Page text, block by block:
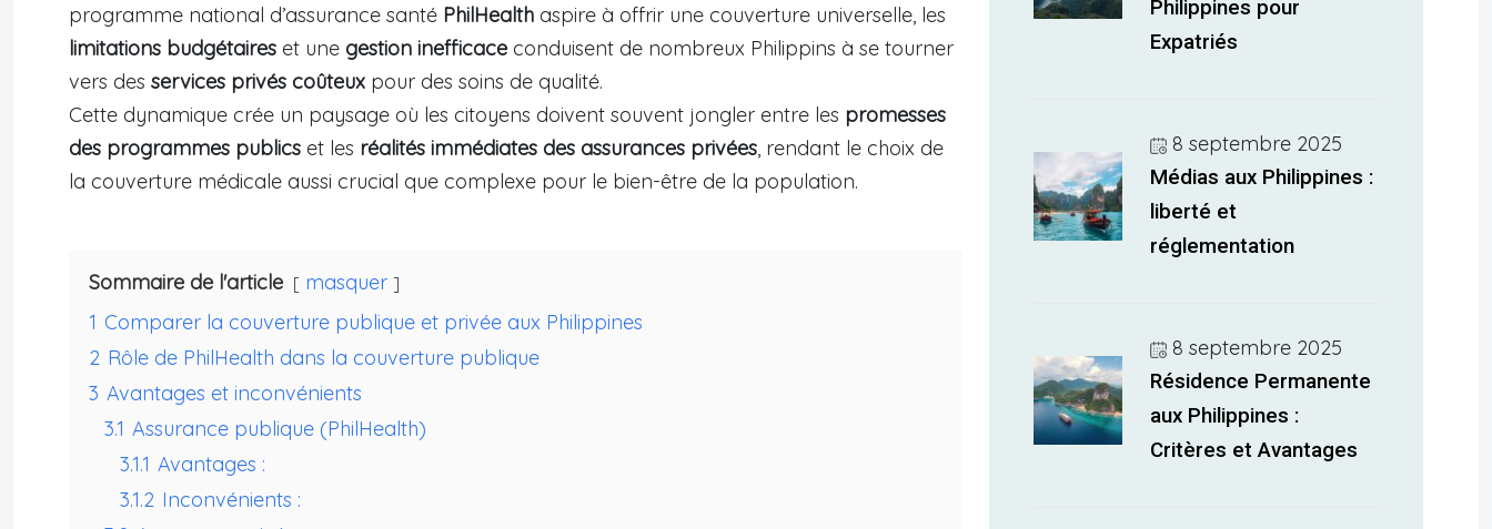
programme national d’assurance santé PhilHealth aspire à offrir une couverture universelle, les
limitations budgétaires et une gestion inefficace conduisent de nombreux Philippins à se tourner
vers des services privés coûteux pour des soins de qualité.
Cette dynamique crée un paysage où les citoyens doivent souvent jongler entre les promesses
des programmes publics et les réalités immédiates des assurances privées, rendant le choix de
la couverture médicale aussi crucial que complexe pour le bien-être de la population.
Sommaire de l'article
masquer
1 Comparer la couverture publique et privée aux Philippines
2 Rôle de PhilHealth dans la couverture publique
3 Avantages et inconvénients
3.1 Assurance publique (PhilHealth)
3.1.1 Avantages :
3.1.2 Inconvénients :
Philippines pour
Expatriés
8 septembre 2025
Médias aux Philippines :
liberté et
réglementation
8 septembre 2025
Résidence Permanente
aux Philippines :
Critères et Avantages